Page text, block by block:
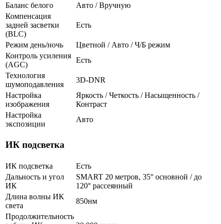
Баланс белого
Авто / Вручную
Компенсация
задней засветки
(BLC)
Есть
Режим день/ночь
Цветной / Авто / Ч/Б режим
Контроль усиления
(AGC)
Есть
Технология
шумоподавления
3D-DNR
Настройка
изображения
Яркость / Четкость / Насыщенность /
Контраст
Настройка
экспозиции
Авто
ИК подсветка
ИК подсветка
Есть
Дальность и угол
ИК
SMART 20 метров, 35° основной / до
120° рассеянный
Длина волны ИК
света
850нм
Продолжительность